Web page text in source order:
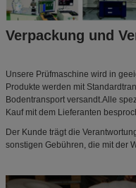
Verpackung und
Unsere Prüfmaschine wird in
Produkte werden mit
Bodentransport versandt.Alle
Kauf mit dem Lieferanten
Der Kunde trägt die
sonstigen Gebühren, die mit der